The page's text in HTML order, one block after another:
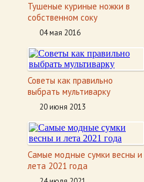
Тушеные куриные ножки в
собственном соку
04 мая 2016
Советы как правильно
выбрать мультиварку
20 июня 2013
Самые модные сумки весны и
лета 2021 года